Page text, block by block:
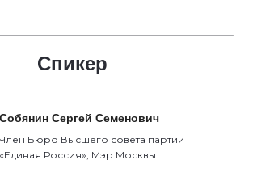
Спикер
Собянин Сергей Семенович
Член Бюро Высшего совета партии
«Единая Россия», Мэр Москвы